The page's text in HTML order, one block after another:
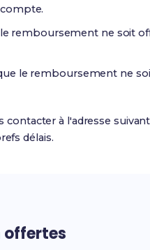
remboursement ne soit
le remboursement ne
à l'adresse
délais.
offertes